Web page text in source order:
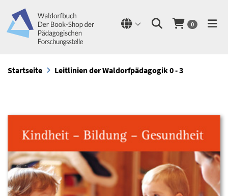
0
Startseite Leitlinien der Waldorfpädagogik 0 - 3